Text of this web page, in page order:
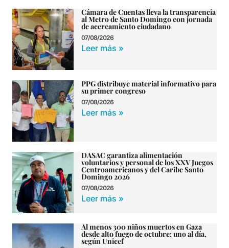
Cámara de Cuentas lleva la transparencia
al Metro de Santo Domingo con jornada
de acercamiento ciudadano
07/08/2026
Leer más »
PPG distribuye material informativo para
su primer congreso
07/08/2026
Leer más »
DASAC garantiza alimentación
voluntarios y personal de los XXV Juegos
Centroamericanos y del Caribe Santo
Domingo 2026
07/08/2026
Leer más »
Al menos 300 niños muertos en Gaza
desde alto fuego de octubre: uno al día,
según Unicef